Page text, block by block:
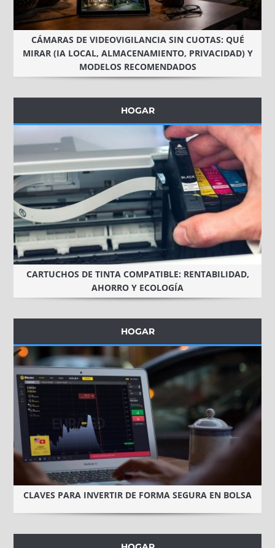
CÁMARAS DE VIDEOVIGILANCIA SIN CUOTAS: QUÉ
MIRAR (IA LOCAL, ALMACENAMIENTO, PRIVACIDAD) Y
MODELOS RECOMENDADOS
HOGAR
CARTUCHOS DE TINTA COMPATIBLE: RENTABILIDAD,
AHORRO Y ECOLOGÍA
HOGAR
CLAVES PARA INVERTIR DE FORMA SEGURA EN BOLSA